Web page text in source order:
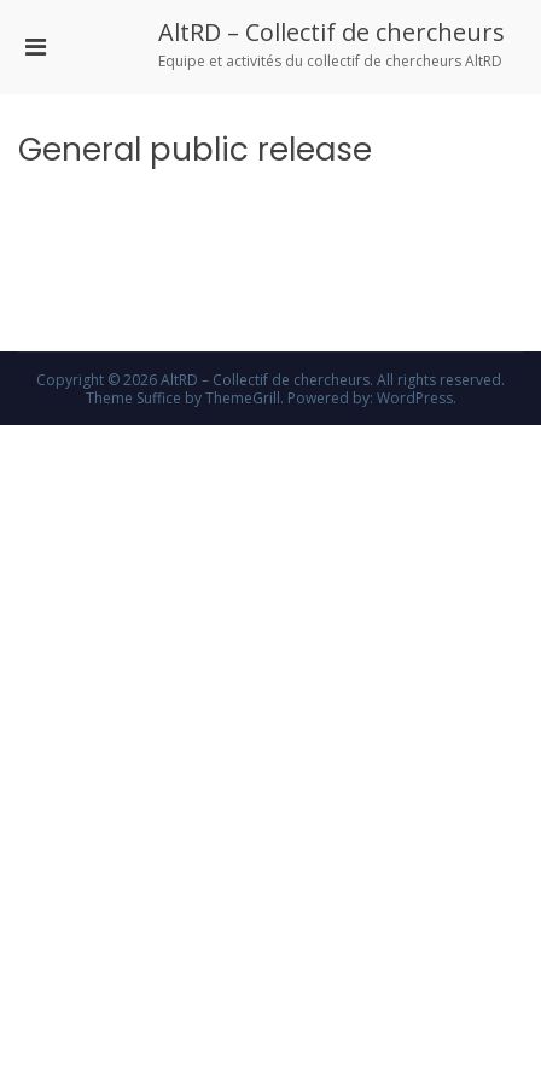
contenu
AltRD – Collectif de chercheurs
Equipe et activités du collectif de chercheurs AltRD
Menu
General public release
Copyright © 2026AltRD – Collectif de chercheurs. All rights reserved.
Theme Suffice by ThemeGrill. Powered by: WordPress.